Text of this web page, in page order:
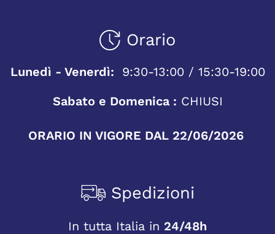
Orario
Lunedì - Venerdì:
9:30-13:00 / 15:30-19:00
Sabato e Domenica : CHIUSI
ORARIO IN VIGORE DAL 22/06/2026
Spedizioni
In tutta Italia in 24/48h